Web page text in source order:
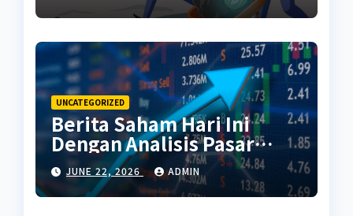
UNCATEGORIZED
Berita Saham Hari Ini
Dengan Analisis Pasar
Terbaru
JUNE 22, 2026 ADMIN